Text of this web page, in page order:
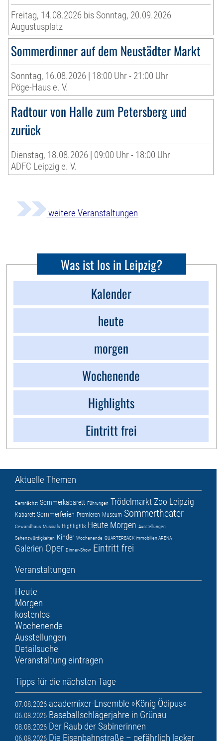
Freitag, 14.08.2026 bis Sonntag, 20.09.2026
Augustusplatz
Sommerdinner auf dem Neustädter Markt
Sonntag, 16.08.2026 | 18:00 Uhr - 21:00 Uhr
Pöge-Haus e. V.
Radtour von Halle zum Petersberg und
zurück
Dienstag, 18.08.2026 | 09:00 Uhr - 18:00 Uhr
ADFC Leipzig e. V.
weitere Veranstaltungen
Was ist los in Leipzig?
Kalender
heute
morgen
Wochenende
Highlights
Eintritt frei
Aktuelle Themen
Demnächst Sommerkabarett Führungen TrödelmarktZoo Leipzig
Kabarett Sommerferien Premieren Museum Sommertheater
Gewandhaus Musicals Highlights Heute Morgen Ausstellungen
Sehenswürdigkeiten Kinder Wochenende QUARTERBACK Immobilien ARENA
Galerien Oper Dinner-Show Eintritt frei
Veranstaltungen
Heute
Morgen
kostenlos
Wochenende
Ausstellungen
Detailsuche
Veranstaltung eintragen
Tipps für die nächsten Tage
07.08.2026 academixer-Ensemble »König Ödipus«
06.08.2026 Baseballschlägerjahre in Grünau
08.08.2026 Der Raub der Sabinerinnen
06.08.2026 Die Eisenbahnstraße – gefährlich lecker